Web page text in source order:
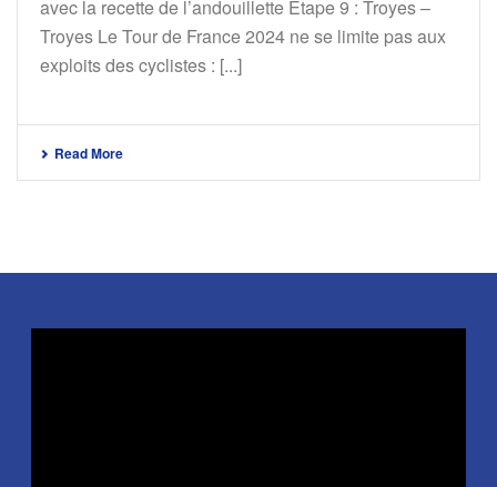
avec la recette de l’andouillette Étape 9 : Troyes –
Troyes Le Tour de France 2024 ne se limite pas aux
exploits des cyclistes : [...]
Read More